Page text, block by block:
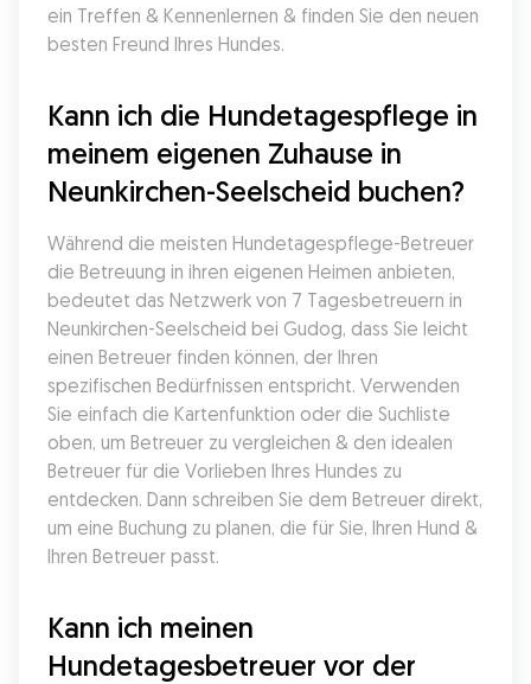
ein Treffen & Kennenlernen & finden Sie den neuen
besten Freund Ihres Hundes.
Kann ich die Hundetagespflege in
meinem eigenen Zuhause in
Neunkirchen-Seelscheid buchen?
Während die meisten Hundetagespflege-Betreuer
die Betreuung in ihren eigenen Heimen anbieten,
bedeutet das Netzwerk von 7 Tagesbetreuern in
Neunkirchen-Seelscheid bei Gudog, dass Sie leicht
einen Betreuer finden können, der Ihren
spezifischen Bedürfnissen entspricht. Verwenden
Sie einfach die Kartenfunktion oder die Suchliste
oben, um Betreuer zu vergleichen & den idealen
Betreuer für die Vorlieben Ihres Hundes zu
entdecken. Dann schreiben Sie dem Betreuer direkt,
um eine Buchung zu planen, die für Sie, Ihren Hund &
Ihren Betreuer passt.
Kann ich meinen
Hundetagesbetreuer vor der